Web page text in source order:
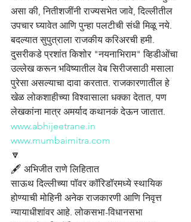
असा की, नितीशजींनी राज्यसभेत जावे, दिल्लीतील
उपचार घ्यावेत आणि पुन्हा पलटीची संधी मिळू नये.
बदल्यात सुपुत्राला राजकीय करिअरची हमी.
दुसरीकडे प्रशांत किशोर "नयनाभिराम" व्हिडीओंचा
उल्लेख करून भविष्यातील वेब सिरीजसाठी मसाला
पुरेसा असल्याचा दावा करतात. राजकारणातील हे
खेळ लोकशाहीच्या विश्वासाला धक्का देतात, पण
लेखकांना मात्र अमर्याद कथानकं देऊन जातात.
www.abhijeetrane.in
www.mumbaimitra.com
🔽
🖋️ अभिजीत राणे लिहितात
साऊथ दिल्लीच्या पॉवर कॉरिडॉरमध्ये स्थायिक
होण्याची मोहिनी अनेक राजकारणी आणि निवृत्त
न्यायाधीशांवर आहे. लोकसभा-विधानसभा